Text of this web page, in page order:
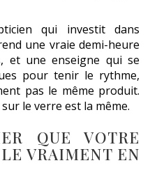
qui investit dans
une vraie demi-heure
et une enseigne qui se
pour tenir le rythme,
pas le même produit.
le verre est la même.
QUE VOTRE
VRAIMENT EN